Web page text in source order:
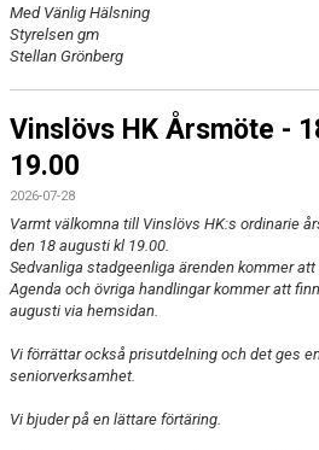
VFC CUPEN
VHK SHOP
HERRARNAS RESULTAT & TABELL
DAMERNAS RESULTAT & TABELL
Med Vänlig Hälsning
Styrelsen gm
Stellan Grönberg
Vinslövs HK Årsmöte -
19.00
2026-07-28
Varmt välkomna till Vinslövs HK:s ordinarie
den 18 augusti kl 19.00.
Sedvanliga stadgeenliga ärenden kommer att
Agenda och övriga handlingar kommer att
augusti via hemsidan.
Vi förrättar också prisutdelning och det ges
seniorverksamhet.
Vi bjuder på en lättare förtäring.